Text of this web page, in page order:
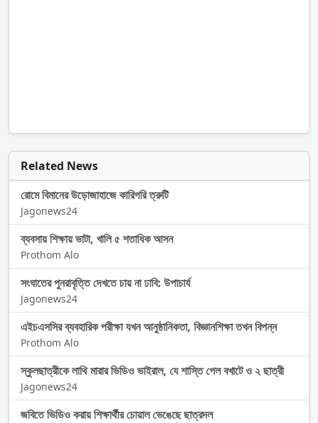
Related News
রোমে বিমানের উড়োজাহাজে কারিগরি ত্রুটি
Jagonews24
ব্যবসায় শিক্ষায় ভাটা, খালি ৫ শতাধিক আসন
Prothom Alo
সংঘাতের পুনরাবৃত্তি দেখতে চায় না ঢাবি: উপাচার্য
Jagonews24
এইচএসসির ব্যবহারিক পরীক্ষা যখন আনুষ্ঠানিকতা, বিজ্ঞানশিক্ষা তখন বিপন্ন
Prothom Alo
স্কুলছাত্রীকে লাথি মারার ভিডিও ভাইরাল, যে শাস্তি পেল বখাটে ও ২ ছাত্রী
Jagonews24
জবিতে ভিডিও করায় শিক্ষার্থীর চোয়াল ভেঙেছে ছাত্রদল